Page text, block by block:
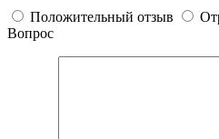
Положительный отзыв
Вопрос